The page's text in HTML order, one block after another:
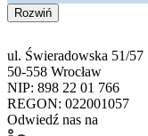
Rozwiń
ul. Świeradowska 51/57
50-558 Wrocław
NIP: 898 22 01 766
REGON: 022001057
Odwiedź nas na